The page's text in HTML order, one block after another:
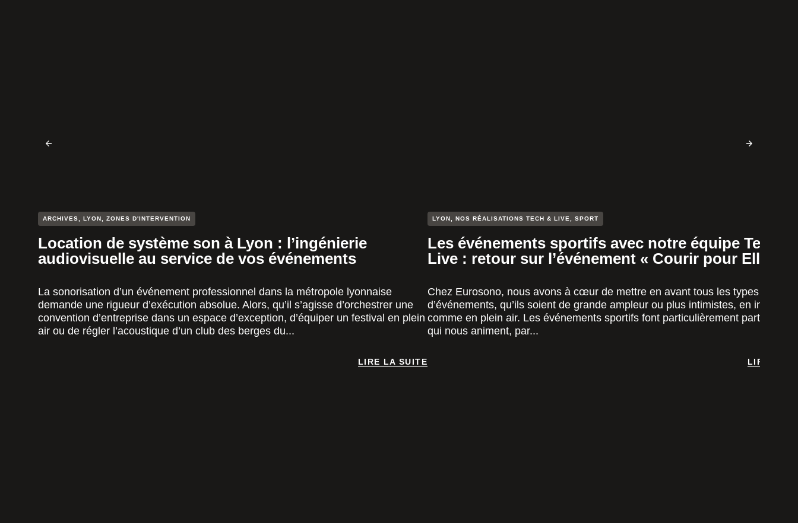
ARCHIVES LYON ZONES D'INTERVENTION
Location de système son à Lyon : l’ingénierie
audiovisuelle au service de vos événements
La sonorisation d’un événement professionnel dans la métropole lyonnaise
demande une rigueur d’exécution absolue. Alors, qu’il s’agisse d’orchestrer une
convention d’entreprise dans un espace d’exception, d’équiper un festival en plein
air ou de régler l’acoustique d’un club des berges du...
LIRE LA SUITE
LYON NOS RÉALISATIONS TECH & LIVE SPORT
Les événements sportifs avec notre équipe Tech
Live : retour sur l’événement « Courir pour Elles »
Chez Eurosono, nous avons à cœur de mettre en avant tous les types
d’événements, qu’ils soient de grande ampleur ou plus intimistes, en intérieur
comme en plein air. Les événements sportifs font particulièrement partie de
qui nous animent, par...
LIRE LA